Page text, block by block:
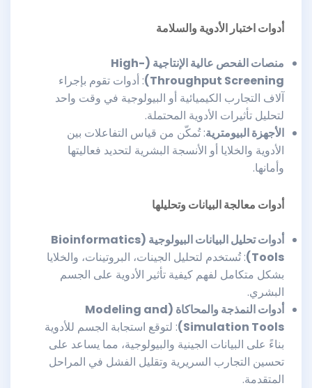
أدوات اختبار الأدوية والسلامة
منصات الفحص عالية الإنتاجية (High-
Throughput Screening) : أدوات تقوم بإجراء
آلاف التجارب الكيميائية أو البيولوجية في وقت واحد
لتحليل تأثيرات الأدوية المحتملة.
الأجهزة البيومترية: تُمكّن من قياس التفاعلات بين
الأدوية والخلايا أو الأنسجة البشرية لتحديد فعاليتها
وأمانها.
أدوات معالجة البيانات وتحليلها
أدوات تحليل البيانات البيولوجية (Bioinformatics
Tools) : تُستخدم لتحليل الجينات، البروتينات، والخلايا
بشكل متكامل لفهم كيفية تأثير الأدوية على الجسم
البشري.
أدوات النمذجة والمحاكاة (Modeling and
Simulation Tools) : لتوقع استجابة الجسم للأدوية
بناءً على البيانات الجينية والبيولوجية، مما يساعد على
تحسين التجارب السريرية وتقليل الفشل في المراحل
المتقدمة.